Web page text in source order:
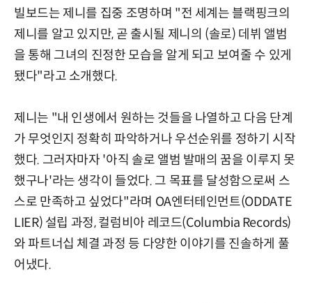
빌보드는 제니를 집중 조명하며 "전 세계는 블랙핑크의
제니를 알고 있지만, 곧 출시될 제니의 (솔로) 데뷔 앨범
을 통해 그녀의 진정한 모습을 알게 되고 보여줄 수 있게
됐다"라고 소개했다.
제니는 "내 인생에서 원하는 것들을 나열하고 다음 단계
가 무엇인지 정확히 파악하거나 우선순위를 정하기 시작
했다. 그러자마자 '아직 솔로 앨범 발매의 꿈을 이루지 못
했구나'라는 생각이 들었다. 그 목표를 달성함으로써 스
스로 만족하고 싶었다"라며 OA엔터테인먼트(ODDATE
LIER) 설립 과정, 컬럼비아 레코드(Columbia Records)
와 파트너십 체결 과정 등 다양한 이야기를 진솔하게 풀
어냈다.